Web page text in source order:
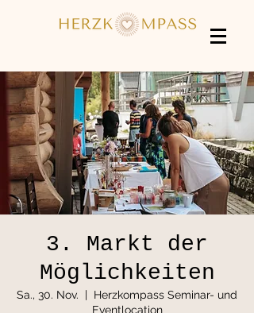
3. Markt der
Möglichkeiten
Sa., 30. Nov.
  |
Herzkompass Seminar- und
Eventlocation